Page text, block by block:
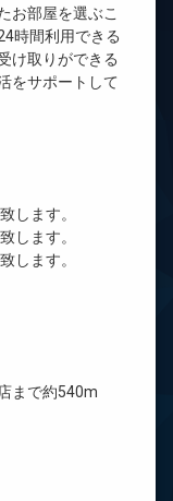
お部屋を選ぶこ
時間利用できる
け取りができる
をサポートして
します。
します。
します。
まで約540m